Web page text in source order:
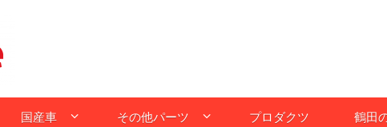
国産車 その他パーツ プロダクツ 鶴田